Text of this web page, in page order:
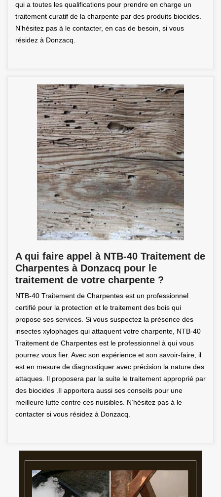
qui a toutes les qualifications pour prendre en charge un
traitement curatif de la charpente par des produits biocides.
N’hésitez pas à le contacter, en cas de besoin, si vous
résidez à Donzacq.
A qui faire appel à NTB-40 Traitement de
Charpentes à Donzacq pour le
traitement de votre charpente ?
NTB-40 Traitement de Charpentes est un professionnel
certifié pour la protection et le traitement des bois qui
propose ses services. Si vous suspectez la présence des
insectes xylophages qui attaquent votre charpente, NTB-40
Traitement de Charpentes est le professionnel à qui vous
pourrez vous fier. Avec son expérience et son savoir-faire, il
est en mesure de diagnostiquer avec précision la nature des
attaques. Il proposera par la suite le traitement approprié par
des biocides .Il apportera aussi ses conseils pour une
meilleure lutte contre ces nuisibles. N’hésitez pas à le
contacter si vous résidez à Donzacq.